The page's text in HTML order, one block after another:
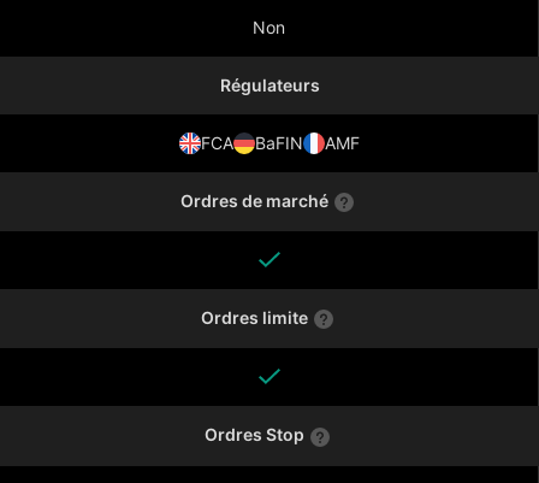
Non
Régulateurs
FCA BaFIN AMF
Ordres de marché
Ordres limite
Ordres Stop